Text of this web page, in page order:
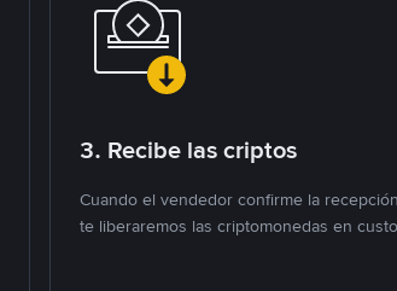
3. Recibe las criptos
Cuando el vendedor confirme la
te liberaremos las criptomonedas en